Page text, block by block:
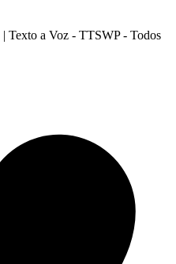
| Texto a Voz - TTSWP - Todos